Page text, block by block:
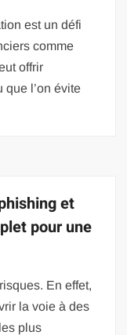
est un défi
comme
offrir
que l’on évite
et
pour une
En effet,
la voie à des
plus